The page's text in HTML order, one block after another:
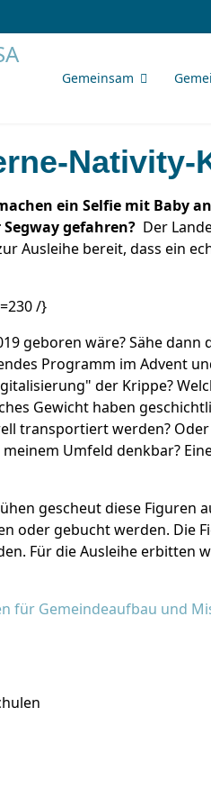
Gemeinsam
Nativity-
ein Selfie mit Baby
gefahren? Der
Ausleihe bereit, dass ein
/}
geboren wäre? Sähe
Programm im Advent
der Krippe?
Gewicht haben
transportiert werden?
Umfeld denkbar?
gescheut diese Figuren
oder gebucht werden. Die
Für die Ausleihe erbitten
für Gemeindeaufbau und